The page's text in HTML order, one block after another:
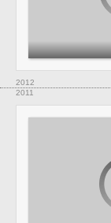
2012
2011